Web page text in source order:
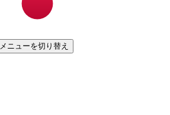
メニューを切り替え